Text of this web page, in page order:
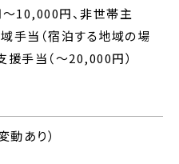
10,000円、非世帯主
手当（宿泊する地域の場
援手当（～20,000円）
あり）